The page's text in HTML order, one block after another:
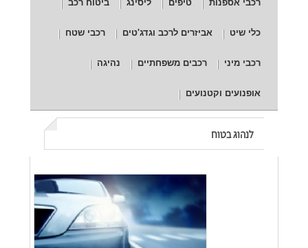
רכבי אספנות טיפים ליסינג ביטוח רכב
כלי שיט אביזרים לרכב וגדג'טים רכבי שטח
רכבי מיני רכבים משפחתיים נהיגה
אופנועים וקטנועים
לנהוג בטוח